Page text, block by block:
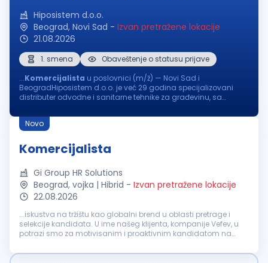
Hiposistem d.o.o.
Beograd, Novi Sad - Izvan pretražene lokacije
21.08.2026
1. smena
Obaveštenje o statusu prijave
...Komercijalista u poslovnici (m/ž) — Novi Sad i
BeogradHiposistem d.o.o. je već 29 godina specijalizovani
distributer odvodne i sanitarne tehnike za građevinu, sa
partnerstvom sa renomiranim...
Novo
Komercijalista
Gi Group HR Solutions
Beograd, vojka | Hibrid - Izvan pretražene lokacije
22.08.2026
...iskustva na tržištu kao globalni brend u oblasti pretrage i
selekcije kandidata. U ime našeg klijenta, kompanije Vefev, u
potrazi smo za motivisanim i proaktivnim kandidatom na
pronalaženje...